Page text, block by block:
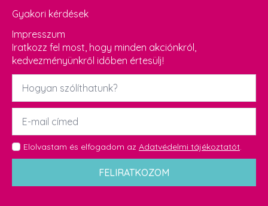
Gyakori kérdések
Impresszum
Iratkozz fel most, hogy minden akciónkról,
kedvezményünkről időben értesülj!
Név
Email
GDPR
*
Elolvastam és elfogadom az Adatvédelmi tájékoztatót
FELIRATKOZOM